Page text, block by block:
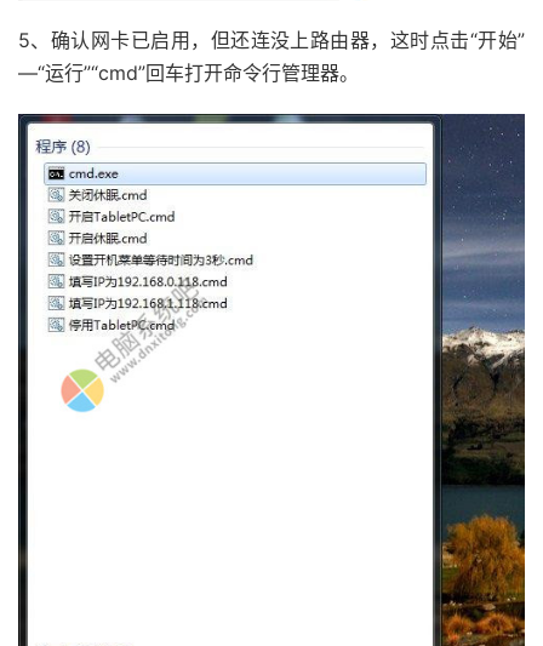
5、确认网卡已启用，但还连没上路由器，这时点击“开始”
—“运行”“cmd”回车打开命令行管理器。